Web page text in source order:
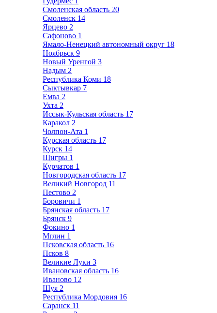
Смоленская область 20
Смоленск 14
Ярцево 2
Сафоново 1
Ямало-Ненецкий автономный округ 18
Ноябрьск 9
Новый Уренгой 3
Надым 2
Республика Коми 18
Сыктывкар 7
Емва 2
Ухта 2
Иссык-Кульская область 17
Каракол 2
Чолпон-Ата 1
Курская область 17
Курск 14
Щигры 1
Курчатов 1
Новгородская область 17
Великий Новгород 11
Пестово 2
Боровичи 1
Брянская область 17
Брянск 9
Фокино 1
Мглин 1
Псковская область 16
Псков 8
Великие Луки 3
Ивановская область 16
Иваново 12
Шуя 2
Республика Мордовия 16
Саранск 11